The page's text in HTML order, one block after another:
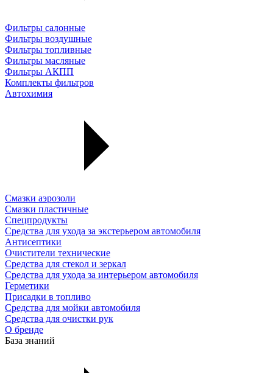
Фильтры салонные
Фильтры воздушные
Фильтры топливные
Фильтры масляные
Фильтры АКПП
Комплекты фильтров
Автохимия
Смазки аэрозоли
Смазки пластичные
Спецпродукты
Средства для ухода за экстерьером автомобиля
Антисептики
Очистители технические
Средства для стекол и зеркал
Средства для ухода за интерьером автомобиля
Герметики
Присадки в топливо
Средства для мойки автомобиля
Средства для очистки рук
О бренде
База знаний